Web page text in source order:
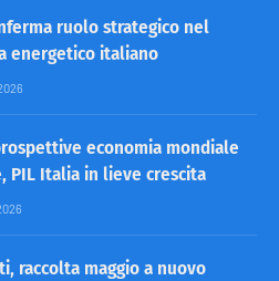
ruolo strategico nel
energetico italiano
economia mondiale
PIL Italia in lieve crescita
raccolta maggio a nuovo